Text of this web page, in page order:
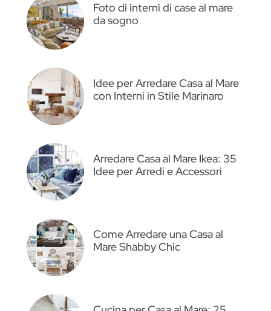
Foto di interni di case al mare
da sogno
Idee per Arredare Casa al Mare
con Interni in Stile Marinaro
Arredare Casa al Mare Ikea: 35
Idee per Arredi e Accessori
Come Arredare una Casa al
Mare Shabby Chic